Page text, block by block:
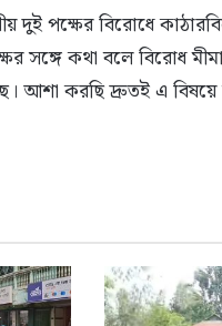
পক্ষের বিরোধে
কথা বলে বিরোধ
আশা করছি দ্রুতই এ বিষয়ে